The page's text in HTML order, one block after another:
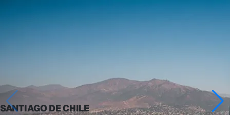
SANTIAGO DE CHILE